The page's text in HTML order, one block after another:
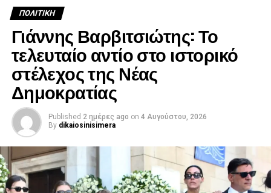
ΠΟΛΙΤΙΚΉ
Γιάννης Βαρβιτσιώτης: Το
τελευταίο αντίο στο ιστορικό
στέλεχος της Νέας
Δημοκρατίας
Published 2 ημέρες ago on 4 Αυγούστου, 2026
By dikaiosinisimera